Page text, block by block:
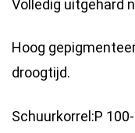
Volledig uitgehard
Hoog
droogtijd.
Schuurkorrel:P